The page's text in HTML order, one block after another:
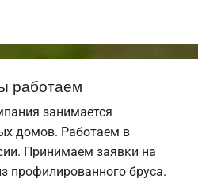
работаем
занимается
домов. Работаем в
Принимаем заявки на
профилированного бруса.